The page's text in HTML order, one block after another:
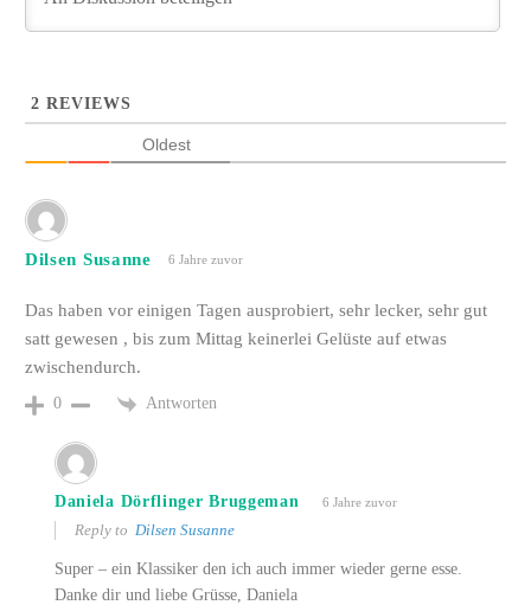
2 REVIEWS
Oldest
Dilsen Susanne 6 Jahre zuvor
Das haben vor einigen Tagen ausprobiert, sehr lecker, sehr gut
satt gewesen , bis zum Mittag keinerlei Gelüste auf etwas
zwischendurch.
0 Antworten
Daniela Dörflinger Bruggeman 6 Jahre zuvor
Reply to Dilsen Susanne
Super – ein Klassiker den ich auch immer wieder gerne esse.
Danke dir und liebe Grüsse, Daniela